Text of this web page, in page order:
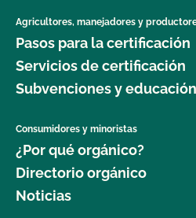
Agricultores, manejadores y
Pasos para la certificación
Servicios de certificación
Subvenciones y educación
Consumidores y minoristas
¿Por qué orgánico?
Directorio orgánico
Noticias